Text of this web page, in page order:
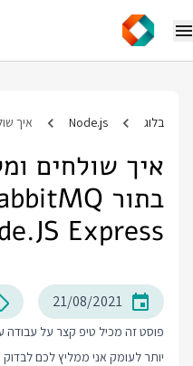
בלוג Node.js
איך שולחים
Express
21/08/2021
יותר לעומק אני ממליץ לכם